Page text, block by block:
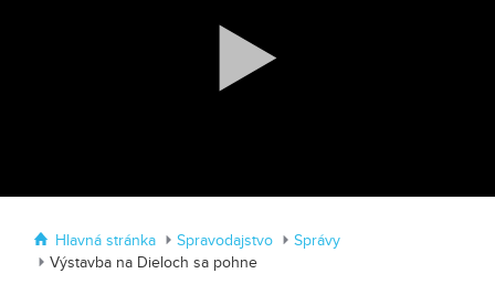
Traktormánia 2025 s pozvánkou
Hlavná stránka Spravodajstvo
Správy
Výstavba na Dieloch sa pohne